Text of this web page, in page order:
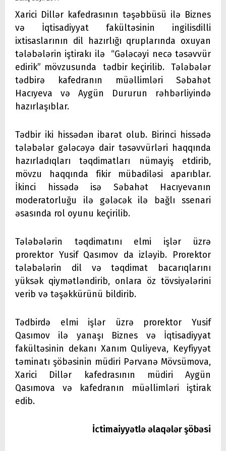
Xarici Dillər kafedrasının təşəbbüsü ilə Biznes
və İqtisadiyyat fakültəsinin ingilisdilli
ixtisaslarının dil hazırlığı qruplarında oxuyan
tələbələrin iştirakı ilə “Gələcəyi necə təsəvvür
edirik” mövzusunda tədbir keçirilib. Tələbələr
tədbirə kafedranın müəllimləri Səbahət
Hacıyeva və Aygün Dururun rəhbərliyində
hazırlaşıblar.
Tədbir iki hissədən ibarət olub. Birinci hissədə
tələbələr gələcəyə dair təsəvvürləri haqqında
hazırladıqları təqdimatları nümayiş etdirib,
mövzu haqqında fikir mübadiləsi aparıblar.
İkinci hissədə isə Səbahət Hacıyevanın
moderatorluğu ilə gələcək ilə bağlı ssenari
əsasında rol oyunu keçirilib.
Tələbələrin təqdimatını elmi işlər üzrə
prorektor Yusif Qasımov da izləyib. Prorektor
tələbələrin dil və təqdimat bacarıqlarını
yüksək qiymətləndirib, onlara öz tövsiyələrini
verib və təşəkkürünü bildirib.
Tədbirdə elmi işlər üzrə prorektor Yusif
Qasımov ilə yanaşı Biznes və İqtisadiyyat
fakültəsinin dekanı Xanım Quliyeva, Keyfiyyət
təminatı şöbəsinin müdiri Pərvanə Mövsümova,
Xarici Dillər kafedrasının müdiri Aygün
Qasımova və kafedranın müəllimləri iştirak
edib.
İctimaiyyətlə əlaqələr şöbəsi